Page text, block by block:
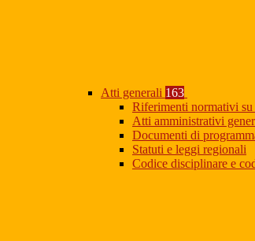
Atti generali 163
Riferimenti normativi
Atti amministrativi
Documenti di
Statuti e leggi regionali
Codice disciplinare e